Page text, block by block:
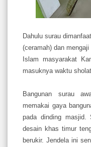
Dahulu surau
(ceramah) dan
Islam masyarakat
masuknya waktu sholat.
Bangunan surau
memakai gaya
pada dinding masjid.
desain khas timur
berukir. Jendela ini